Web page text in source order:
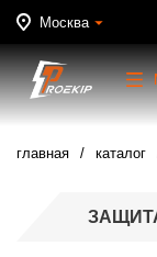
Москва
главная каталог